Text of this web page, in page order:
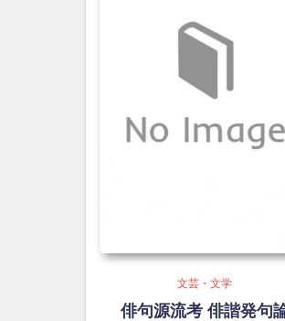
文芸・文学
俳句源流考 俳諧発句